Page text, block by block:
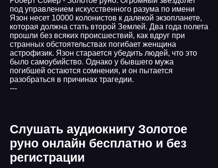
под управлением искусственного разума по имени
Язон несет 10000 колонистов к далекой экзопланете,
которая должна стать второй Землей. Два года полета
прошли без всяких происшествий, как вдруг при
странных обстоятельствах погибает женщина
астрофизик. Язон старается убедить людей, что это
было самоубийство. Однако у бывшего мужа
погибшей остаются сомнения, и он пытается
разобраться в причинах трагедии.
---
Слушать аудиокнигу Золотое
руно онлайн бесплатно и без
регистрации